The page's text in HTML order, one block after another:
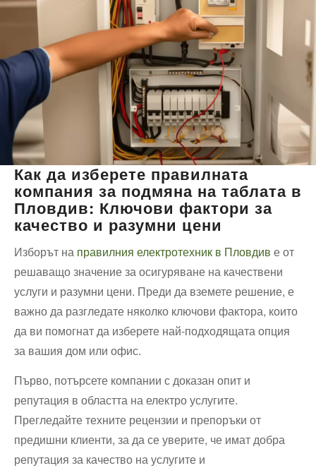
Как да изберете правилната
компания за подмяна на таблата в
Пловдив: Ключови фактори за
качество и разумни цени
Изборът на правилния електротехник в Пловдив е от
решаващо значение за осигуряване на качествени
услуги и разумни цени. Преди да вземете решение, е
важно да разгледате няколко ключови фактора, които
да ви помогнат да изберете най-подходящата опция
за вашия дом или офис.
Първо, потърсете компании с доказан опит и
репутация в областта на електро услугите.
Прегледайте техните рецензии и препоръки от
предишни клиенти, за да се уверите, че имат добра
репутация за качество на услугите и